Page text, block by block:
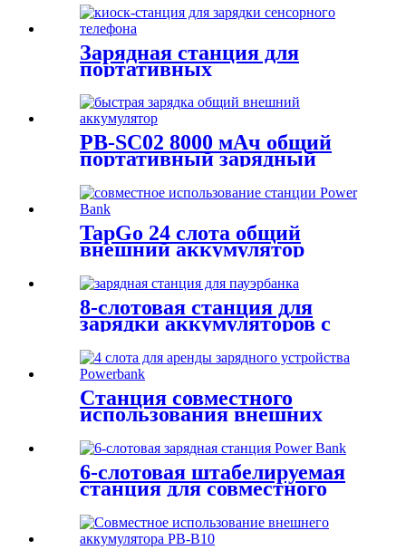
Зарядная станция для
портативных
аккумуляторов на 6 слотов.
PB-SC02 8000 мАч общий
портативный зарядный
быстрой зарядки
TapGo 24 слота общий
внешний аккумулятор
8-слотовая станция для
зарядки аккумуляторов с
рекламой
Станция совместного
использования внешних
6-слотовая штабелируемая
станция для совместного
использования внешних
аккумуляторов.